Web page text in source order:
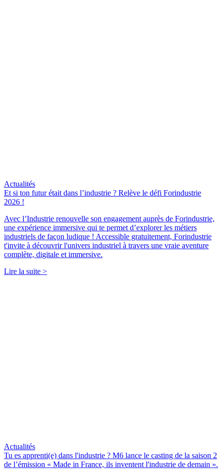
Actualités
Et si ton futur était dans l’industrie ? Relève le défi Forindustrie
2026 !
Avec l’Industrie renouvelle son engagement auprès de Forindustrie,
une expérience immersive qui te permet d’explorer les métiers
industriels de façon ludique ! Accessible gratuitement, Forindustrie
t'invite à découvrir l'univers industriel à travers une vraie aventure
complète, digitale et immersive.
Lire la suite >
Actualités
Tu es apprenti(e) dans l'industrie ? M6 lance le casting de la saison 2
de l’émission « Made in France, ils inventent l'industrie de demain ».